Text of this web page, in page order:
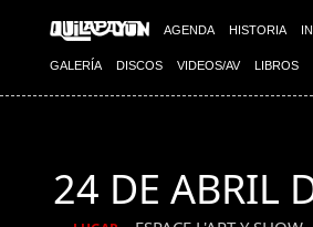
AGENDA HISTORIA
GALERÍA DISCOS VIDEOS/AV LIBROS
24 DE ABRIL